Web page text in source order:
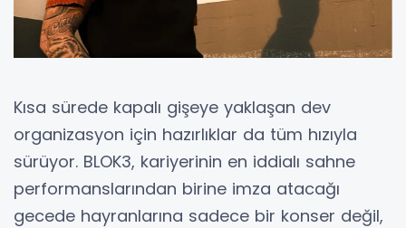
Kısa sürede kapalı gişeye yaklaşan dev
organizasyon için hazırlıklar da tüm hızıyla
sürüyor. BLOK3, kariyerinin en iddialı sahne
performanslarından birine imza atacağı
gecede hayranlarına sadece bir konser değil,